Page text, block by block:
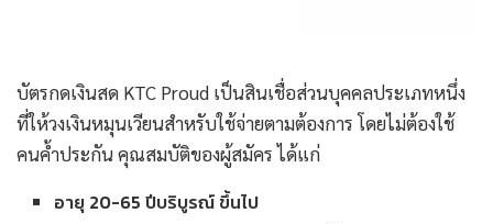
บัตรกดเงินสด KTC Proud เป็นสินเชื่อส่วนบุคคลประเภทหนึ่ง
ที่ให้วงเงินหมุนเวียนสำหรับใช้จ่ายตามต้องการ โดยไม่ต้องใช้
คนค้ำประกัน คุณสมบัติของผู้สมัคร ได้แก่
อายุ 20-65 ปีบริบูรณ์ ขึ้นไป